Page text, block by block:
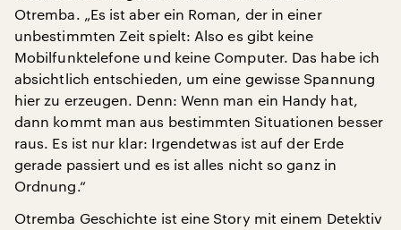
Otremba. „Es ist aber ein Roman, der in einer
unbestimmten Zeit spielt: Also es gibt keine
Mobilfunktelefone und keine Computer. Das habe ich
absichtlich entschieden, um eine gewisse Spannung
hier zu erzeugen. Denn: Wenn man ein Handy hat,
dann kommt man aus bestimmten Situationen besser
raus. Es ist nur klar: Irgendetwas ist auf der Erde
gerade passiert und es ist alles nicht so ganz in
Ordnung.“
Otremba Geschichte ist eine Story mit einem Detektiv